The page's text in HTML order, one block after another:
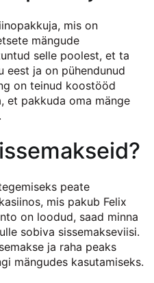
mis on
mängude
selle poolest, et ta
eest ja on pühendunud
on teinud koostööd
et pakkuda oma mänge
peate
mis pakub Felix
on loodud, saad minna
sobiva sissemakseviisi.
ja raha peaks
mängudes kasutamiseks.